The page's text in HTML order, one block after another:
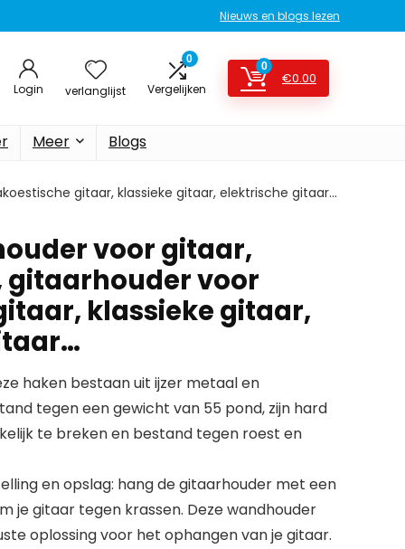
Nieuws en blogs lezen
Login verlanglijst
0
Vergelijken
0
€0.00
Meer Blogs
gitaar, klassieke gitaar, elektrische gitaar…
voor gitaar,
voor
klassieke gitaar,
haken bestaan uit ijzer metaal en
tegen een gewicht van 55 pond, zijn hard
te breken en bestand tegen roest en
en opslag: hang de gitaarhouder met een
je gitaar tegen krassen. Deze wandhouder
oplossing voor het ophangen van je gitaar.